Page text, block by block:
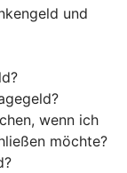
und
wenn ich
möchte?